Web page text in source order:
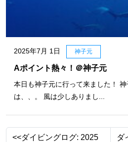
2025年7月 1日 神子元
Aポイント熱々！＠神子元
本日も神子元に行って来ました！
は、、。 風は少しありまし...
<<ダイビングログ: 2025
ダ